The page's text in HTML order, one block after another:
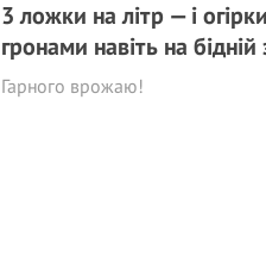
3 ложки на літр — і
гронами навіть на бідній
Гарного врожаю!